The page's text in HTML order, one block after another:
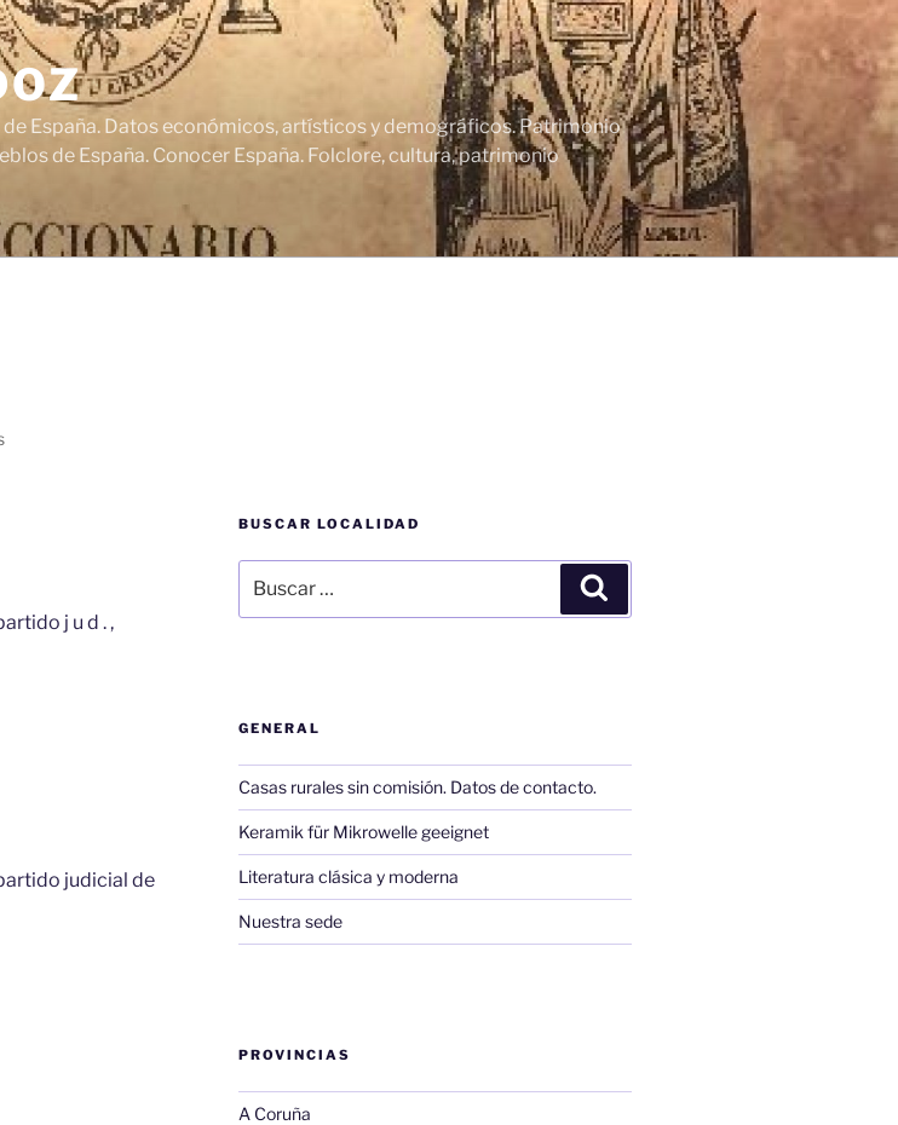
España. Datos económicos, artísticos y demográficos. Patrimonio
de España. Conocer España. Folclore, cultura, patrimonio
j u d . ,
judicial de
BUSCAR LOCALIDAD
por:
GENERAL
Casas rurales sin comisión. Datos de contacto.
Keramik für Mikrowelle geeignet
Literatura clásica y moderna
Nuestra sede
PROVINCIAS
A Coruña